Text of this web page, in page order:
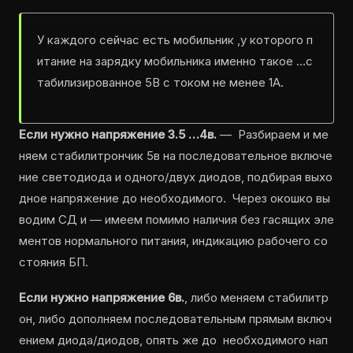
У каждого сейчас есть мобильник ,у которого п
итание на зарядку мобильника именно такое …с
табилизированное 5В с током не менее 1А.
Если нужно напряжение 3.5 …4в. — Разбираем и ме
няем стабилитрончик 5в на последовательное включе
ние светодиода и одного/двух диодов, подбирая выхо
дное напряжение до необходимого. Через окошко вы
водим СД и — имеем помимо наличия без гасящих эле
ментов нормального питания, индикацию рабочего со
стояния БП.
Если нужно напряжение 6в., либо меняем стабилитр
он, либо дополняем последовательным прямым включ
ением диода/диодов, опять же до необходимого нап